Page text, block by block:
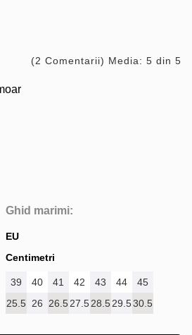
(2 Comentarii) Media: 5 din 5
Ghid marimi:
EU
Centimetri
39 40 41 42 43 44
45
25.5 26 26.527.528.529.530.5